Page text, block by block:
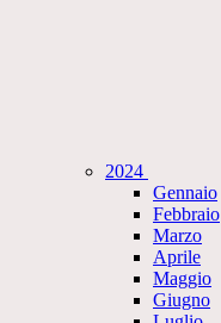
2024
Gennaio
Febbraio
Marzo
Aprile
Maggio
Giugno